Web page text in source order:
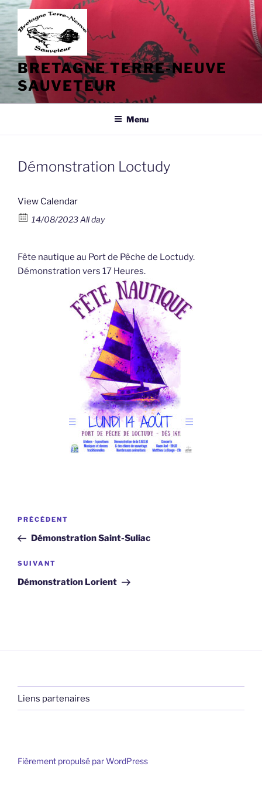
Aller
au
contenu
principal
BRETAGNE TERRE-NEUVE
SAUVETEUR
Menu
Démonstration Loctudy
View Calendar
14/08/2023 All day
Fête nautique au Port de Pêche de Loctudy.
Démonstration vers 17 Heures.
Navigation
l’article
Article
précédent
PRÉCÉDENT
Démonstration Saint-Suliac
Article
suivant
SUIVANT
Démonstration Lorient
Liens partenaires
Fièrement propulsé par WordPress